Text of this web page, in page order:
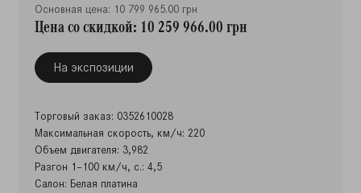
Основная цена: 10 799 965.00 грн
Цена со скидкой: 10 259 966.00 грн
На экспозиции
Торговый заказ: 0352610028
Максимальная скорость, км/ч: 220
Объем двигателя: 3,982
Разгон 1–100 км/ч, с.: 4,5
Салон: Белая платина